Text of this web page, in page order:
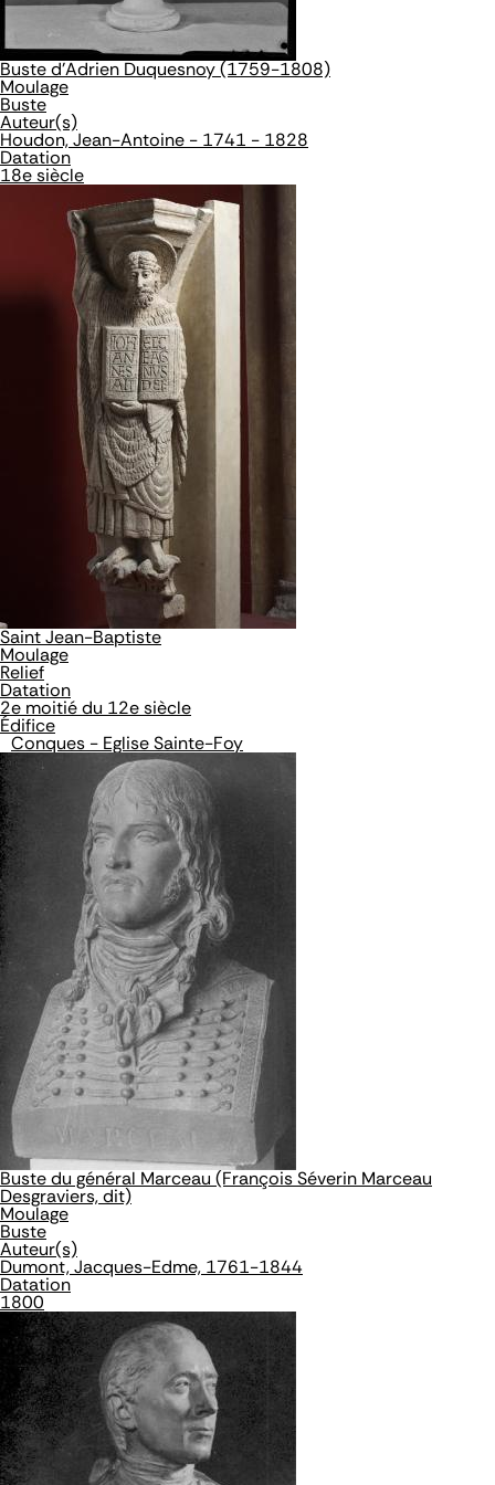
Buste d'Adrien Duquesnoy (1759-1808)
Moulage
Buste
Auteur(s)
Houdon, Jean-Antoine - 1741 - 1828
Datation
18e siècle
Saint Jean-Baptiste
Moulage
Relief
Datation
2e moitié du 12e siècle
Édifice
Conques - Eglise Sainte-Foy
Buste du général Marceau (François Séverin Marceau
Desgraviers, dit)
Moulage
Buste
Auteur(s)
Dumont, Jacques-Edme, 1761-1844
Datation
1800